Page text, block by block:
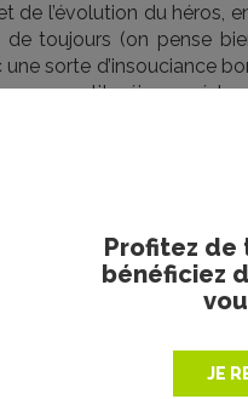
Profitez
bénéficiez
JE
de l’évolution du héros,
toujours (on pense
une sorte d’insouciance
un petit séjour «
belle progression
à la
pas racoleur pour un
salvatrices) et s’étire
d’amitié pour tous ces
En jachère depuis
ostensiblement sur
découvre par petites
sont plutôt bien
général et semblent
situations. Du